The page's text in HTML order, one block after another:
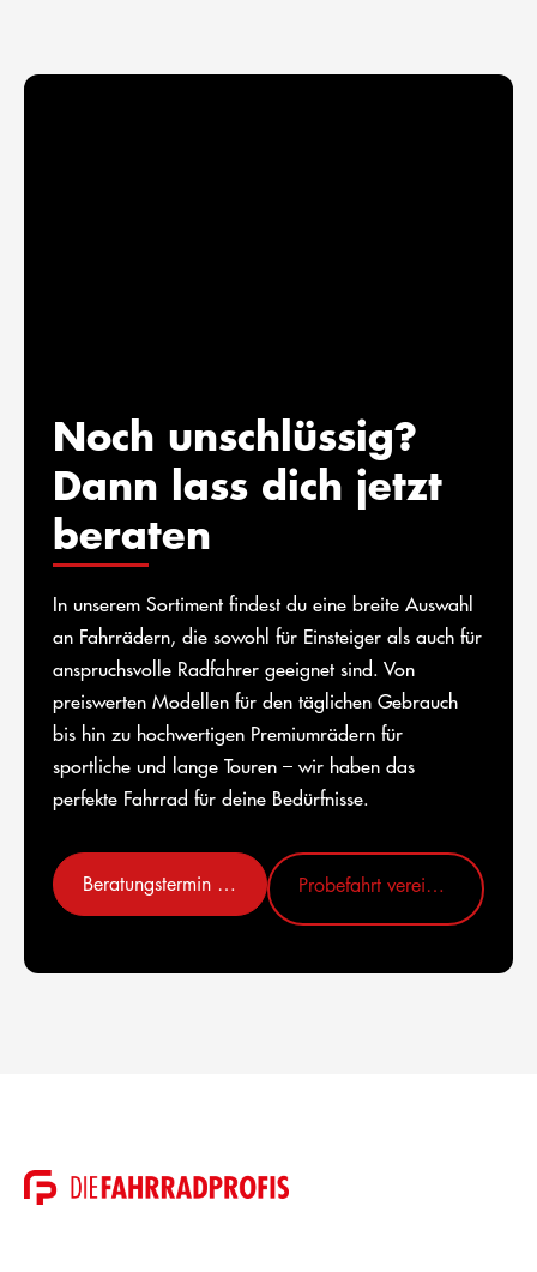
Noch unschlüssig?
Dann lass dich jetzt
beraten
In unserem Sortiment findest du eine breite Auswahl
an Fahrrädern, die sowohl für Einsteiger als auch für
anspruchsvolle Radfahrer geeignet sind. Von
preiswerten Modellen für den täglichen Gebrauch
bis hin zu hochwertigen Premiumrädern für
sportliche und lange Touren – wir haben das
perfekte Fahrrad für deine Bedürfnisse.
Beratungstermin vereinbaren Probefahrt vereinbaren